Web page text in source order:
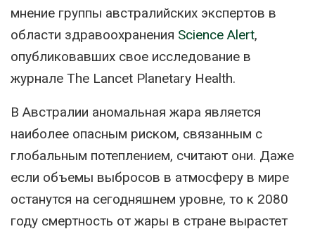
мнение группы австралийских экспертов в
области здравоохранения Science Alert,
опубликовавших свое исследование в
журнале The Lancet Planetary Health.
В Австралии аномальная жара является
наиболее опасным риском, связанным с
глобальным потеплением, считают они. Даже
если объемы выбросов в атмосферу в мире
останутся на сегодняшнем уровне, то к 2080
году смертность от жары в стране вырастет